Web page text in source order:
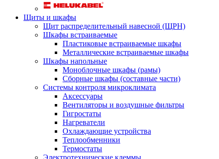
Щиты и шкафы
Щит распределительный навесной (ЩРН)
Шкафы встраиваемые
Пластиковые встраиваемые шкафы
Металлические встраиваемые шкафы
Шкафы напольные
Моноблочные шкафы (рамы)
Сборные шкафы (составные части)
Системы контроля микроклимата
Аксессуары
Вентиляторы и воздушные фильтры
Гигростаты
Нагреватели
Охлаждающие устройства
Теплообменники
Термостаты